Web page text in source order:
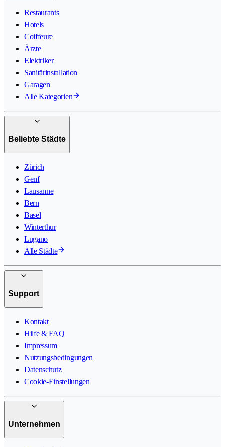
Restaurants
Hotels
Coiffeure
Ärzte
Elektriker
Sanitärinstallation
Garagen
Alle Kategorien
Beliebte Städte
Zürich
Genf
Lausanne
Bern
Basel
Winterthur
Lugano
Alle Städte
Support
Kontakt
Hilfe & FAQ
Impressum
Nutzungsbedingungen
Datenschutz
Cookie-Einstellungen
Unternehmen